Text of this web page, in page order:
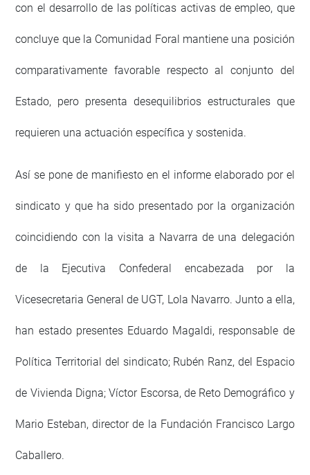
con el desarrollo de las políticas activas de empleo, que
concluye que la Comunidad Foral mantiene una posición
comparativamente favorable respecto al conjunto del
Estado, pero presenta desequilibrios estructurales que
requieren una actuación específica y sostenida.
Así se pone de manifiesto en el informe elaborado por el
sindicato y que ha sido presentado por la organización
coincidiendo con la visita a Navarra de una delegación
de la Ejecutiva Confederal encabezada por la
Vicesecretaria General de UGT, Lola Navarro. Junto a ella,
han estado presentes Eduardo Magaldi, responsable de
Política Territorial del sindicato; Rubén Ranz, del Espacio
de Vivienda Digna; Víctor Escorsa, de Reto Demográfico y
Mario Esteban, director de la Fundación Francisco Largo
Caballero.